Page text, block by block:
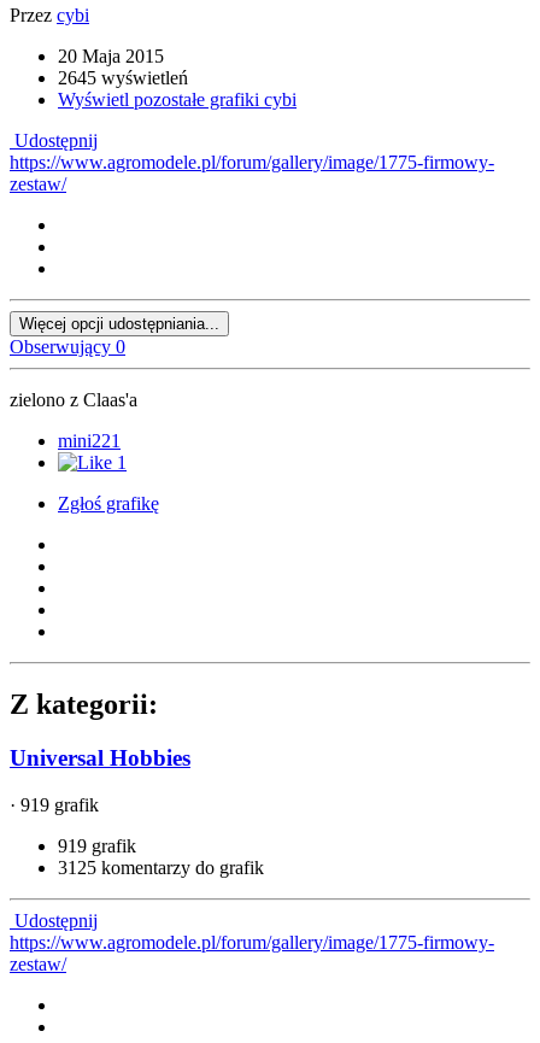
Przez cybi
20 Maja 2015
2645 wyświetleń
Wyświetl pozostałe grafiki cybi
Udostępnij
https://www.agromodele.pl/forum/gallery/image/1775-firmowy-
zestaw/
Więcej opcji udostępniania...
Obserwujący 0
zielono z Claas'a
mini221
1
Zgłoś grafikę
Z kategorii:
Universal Hobbies
· 919 grafik
919 grafik
3125 komentarzy do grafik
Udostępnij
https://www.agromodele.pl/forum/gallery/image/1775-firmowy-
zestaw/